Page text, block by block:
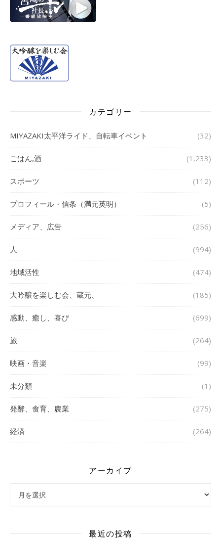
カテゴリー
MIYAZAKI太平洋ライド、自転車イベント (32)
ごはん,酒 (1,233)
スポーツ (112)
プロフィール・信条（満元英明） (5)
メディア、広告 (256)
人 (994)
地域活性 (474)
大吟醸を楽しむ会、蔵元、 (185)
感動、癒し、喜び (699)
旅 (264)
映画・音楽 (99)
未分類 (1)
発酵、食育、農業 (275)
経済 (264)
アーカイブ
最近の投稿